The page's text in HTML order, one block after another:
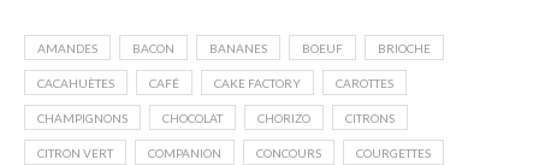
AMANDES BACON BANANES BOEUF BRIOCHE
CACAHUÈTES CAFÉ CAKE FACTORY CAROTTES
CHAMPIGNONS CHOCOLAT CHORIZO CITRONS
CITRON VERT COMPANION CONCOURS COURGETTES